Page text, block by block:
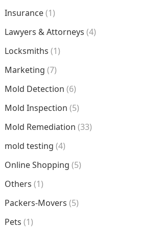
Insurance(1)
Lawyers & Attorneys (4)
Locksmiths (1)
Marketing (7)
Mold Detection (6)
Mold Inspection (5)
Mold Remediation (33)
mold testing (4)
Online Shopping (5)
Others (1)
Packers-Movers (5)
Pets (1)